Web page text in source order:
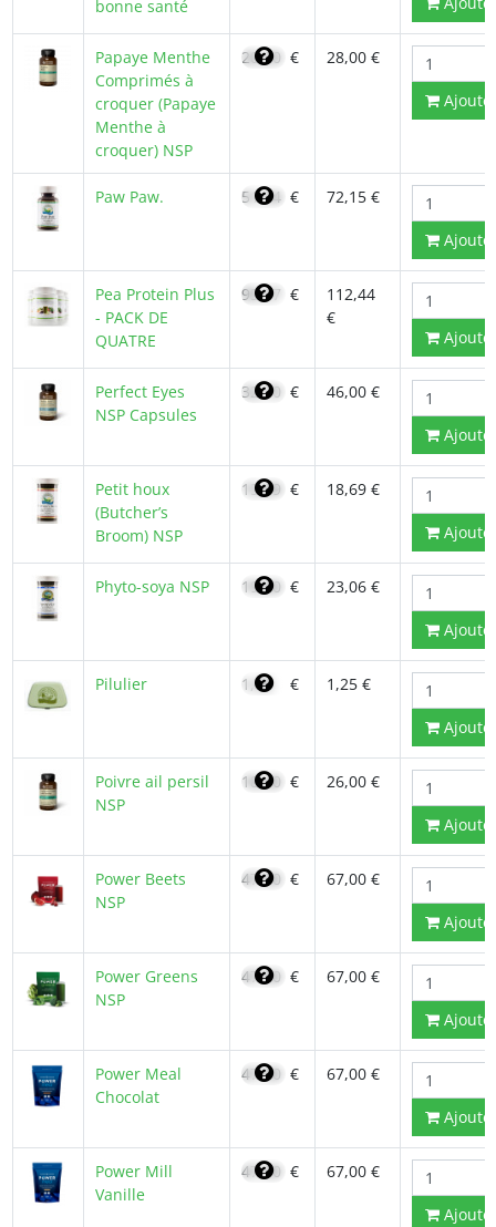
bonne santé
Papaye Menthe
Comprimés à
croquer (Papaye
Menthe à
croquer) NSP
20,20 € 28,00 €
Paw Paw. 51,54 € 72,15 €
Pea Protein Plus
- PACK DE
QUATRE
95,57 €
112,44
€
Perfect Eyes
NSP Capsules
32,70 € 46,00 €
Petit houx
(Butcher’s
Broom) NSP
15,89 € 18,69 €
Phyto-soya NSP 19,60 € 23,06 €
Pilulier 1,06 € 1,25 €
Poivre ail persil
NSP
18,40 € 26,00 €
Power Beets
NSP
47,90 € 67,00 €
Power Greens
NSP
47,90 € 67,00 €
Power Meal
Chocolat
47,90 € 67,00 €
Power Mill
Vanille
47,90 € 67,00 €